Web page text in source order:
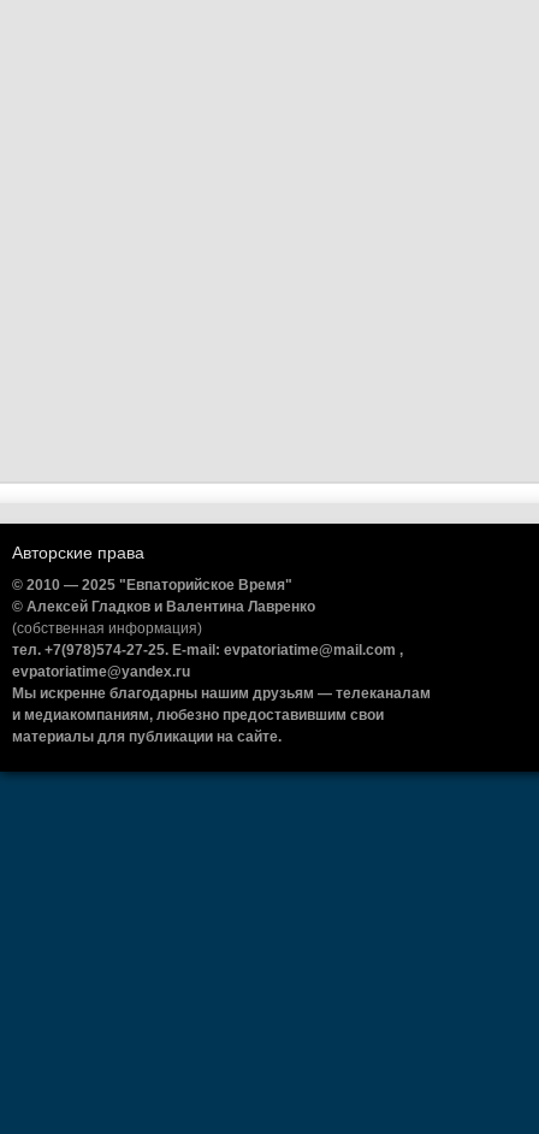
Авторские права
© 2010 — 2025 "Евпаторийское Время"
© Алексей Гладков и Валентина Лавренко
(собственная информация)
тел. +7(978)574-27-25. E-mail: evpatoriatime@mail.com ,
evpatoriatime@yandex.ru
Мы искренне благодарны нашим друзьям — телеканалам
и медиакомпаниям, любезно предоставившим свои
материалы для публикации на сайте.